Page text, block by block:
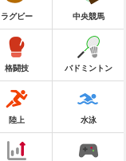
ラグビー 中央競馬
格闘技 バドミントン
陸上 水泳